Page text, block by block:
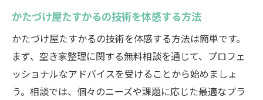
かたづけ屋たすかるの技術を体感する方法
かたづけ屋たすかるの技術を体感する方法は簡単です。
まず、空き家整理に関する無料相談を通じて、プロフェ
ッショナルなアドバイスを受けることから始めましょ
う。相談では、個々のニーズや課題に応じた最適なプラ